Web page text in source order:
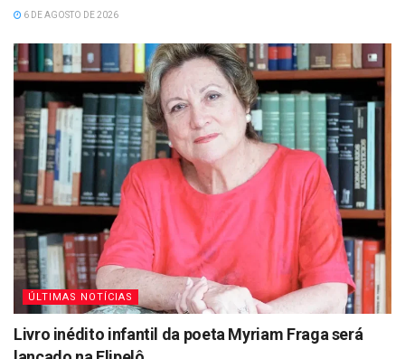
6 DE AGOSTO DE 2026
ÚLTIMAS NOTÍCIAS
Livro inédito infantil da poeta Myriam Fraga será